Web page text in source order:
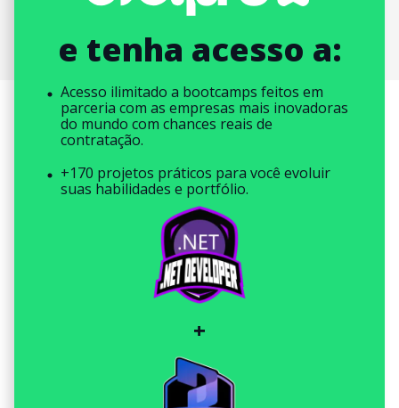
e tenha acesso a:
Acesso ilimitado a bootcamps feitos em
parceria com as empresas mais inovadoras
do mundo com chances reais de
contratação.
+170 projetos práticos para você evoluir
suas habilidades e portfólio.
+